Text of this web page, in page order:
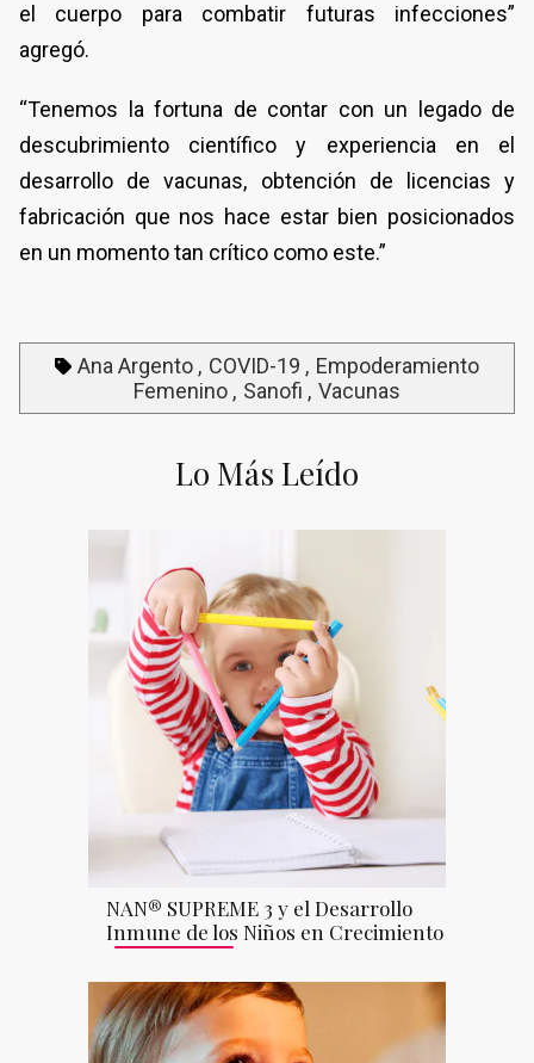
el cuerpo para combatir futuras infecciones”
agregó.
“Tenemos la fortuna de contar con un legado de
descubrimiento científico y experiencia en el
desarrollo de vacunas, obtención de licencias y
fabricación que nos hace estar bien posicionados
en un momento tan crítico como este.”
Ana Argento COVID-19
Empoderamiento
Femenino
Sanofi Vacunas
Lo Más Leído
NAN® SUPREME 3 y el Desarrollo
Inmune de los Niños en Crecimiento